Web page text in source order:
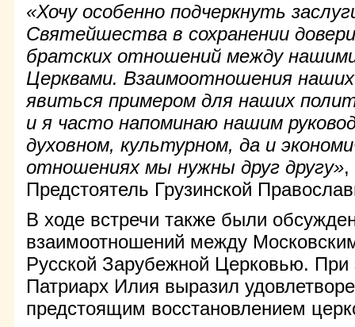
«Хочу особенно подчеркнуть
Святейшества в сохранении
братских отношений между
Церквами. Взаимоотношения
явиться примером для наших
и я часто напоминаю нашим
духовном, культурном, да и
отношениях мы нужны друг другу»,
Предстоятель Грузинской
В ходе встречи также были
взаимоотношений между
Русской Зарубежной Церковью.
Патриарх Илия выразил
предстоящим восстановлением